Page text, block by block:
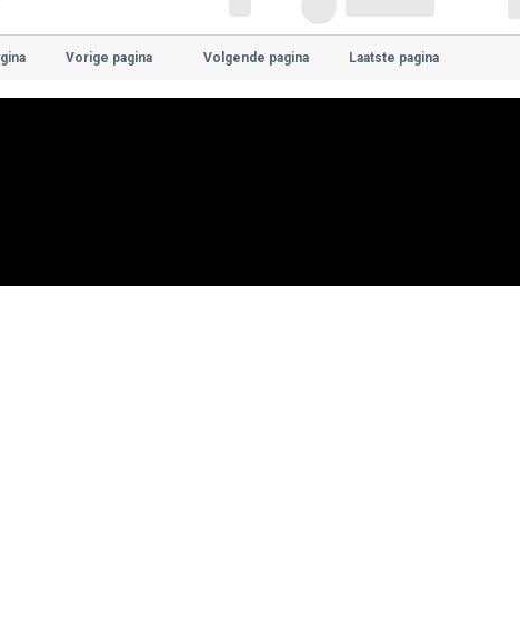
Vorige pagina Volgende pagina Laatste pagina